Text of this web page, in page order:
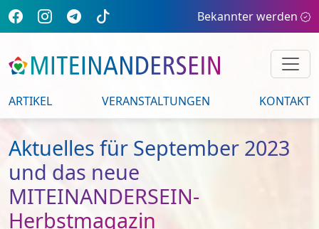
Bekannter werden
ARTIKEL VERANSTALTUNGEN KONTAKT
Aktuelles für September 2023
und das neue
MITEINANDERSEIN-
Herbstmagazin